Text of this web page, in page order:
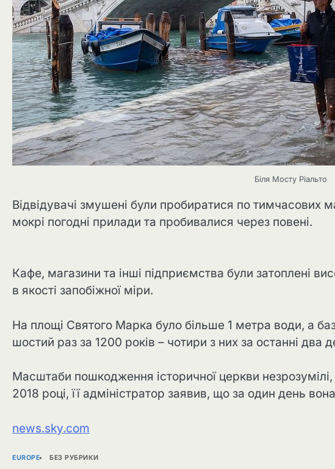
Біля Мосту Ріальто
Відвідувачі змушені були пробиратися по тимчасових
мокрі погодні прилади та пробивалися через повені.
Кафе, магазини та інші підприємства були затоплені
в якості запобіжної міри.
На площі Святого Марка було більше 1 метра води, а
шостий раз за 1200 років – чотири з них за останні два
Масштаби пошкодження історичної церкви
2018 році, її адміністратор заявив, що за один день
news.sky.com
EUROPE БЕЗ РУБРИКИ